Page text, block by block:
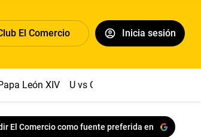
El Comercio Inicia sesión
León XIV U vs Cristal
El Comercio como fuente preferida en